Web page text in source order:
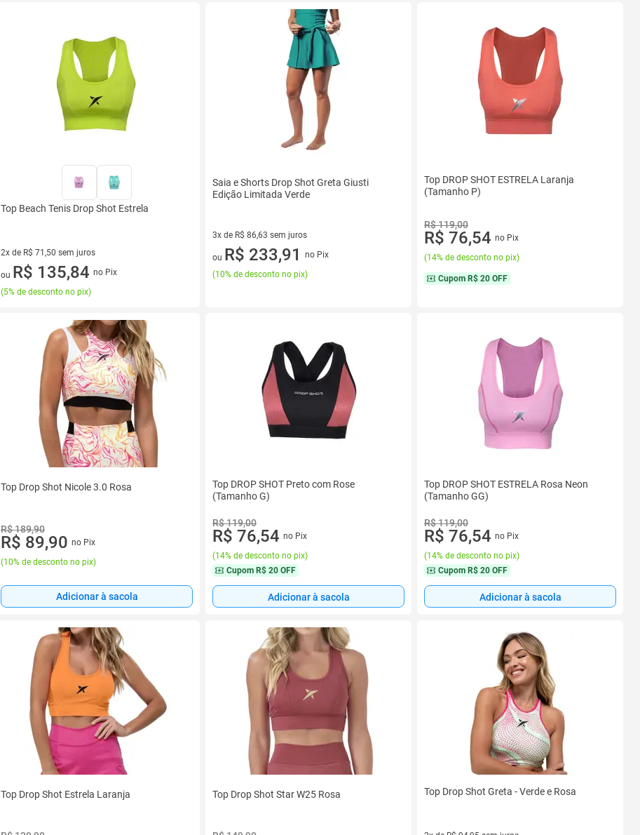
Top Beach Tenis Drop Shot Estrela
2x de R$ 71,50 sem juros
2 vez de R$ 71,50 sem juros
ou R$ 135,84 no Pix
(5% de desconto no pix)
Saia e Shorts Drop Shot Greta Giusti
Edição Limitada Verde
3x de R$ 86,63 sem juros
3 vez de R$ 86,63 sem juros
ou R$ 233,91
no Pix
(10% de desconto no pix)
Top DROP SHOT ESTRELA Laranja
(Tamanho P)
R$ 119,00
R$ 76,54 no Pix
(14% de desconto no pix)
Cupom R$ 20 OFF
Top Drop Shot Nicole 3.0 Rosa
R$ 189,90
R$ 89,90 no Pix
(10% de desconto no pix)
Adicionar à sacola
Top DROP SHOT Preto com Rose
(Tamanho G)
R$ 119,00
R$ 76,54 no Pix
(14% de desconto no pix)
Cupom R$ 20 OFF
Adicionar à sacola
Top DROP SHOT ESTRELA Rosa Neon
(Tamanho GG)
R$ 119,00
R$ 76,54 no Pix
(14% de desconto no pix)
Cupom R$ 20 OFF
Adicionar à sacola
Top Drop Shot Estrela Laranja Top Drop Shot Star W25 Rosa Top Drop Shot Greta - Verde e Rosa